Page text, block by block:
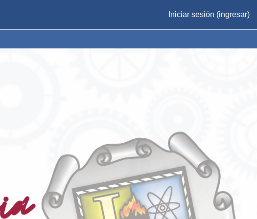
Iniciar sesión (ingresar)